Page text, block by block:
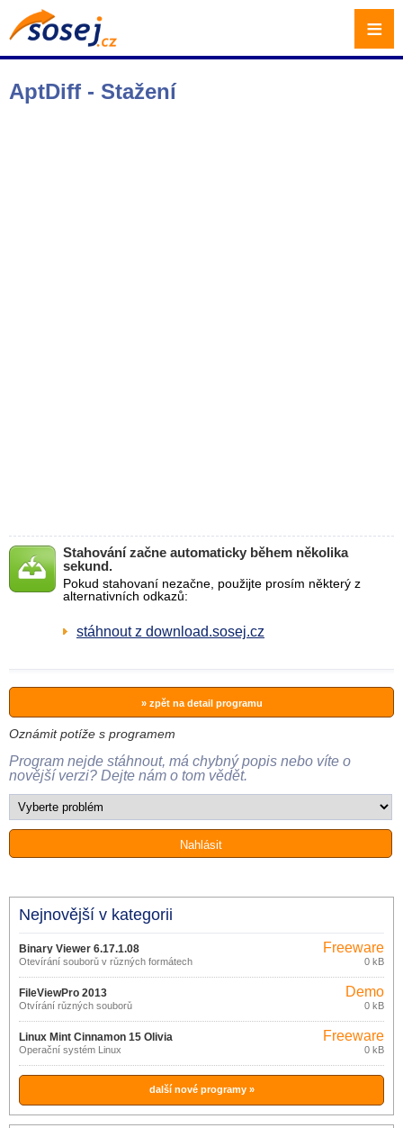
AptDiff - Stažení
Stahování začne automaticky během několika
sekund.
Pokud stahovaní nezačne, použijte prosím některý z
alternativních odkazů:
stáhnout z download.sosej.cz
» zpět na detail programu
Oznámit potíže s programem
Program nejde stáhnout, má chybný popis nebo víte o
novější verzi? Dejte nám o tom vědět.
Nejnovější v kategorii
Binary Viewer 6.17.1.08
Otevírání souborů v různých formátech
Freeware
0 kB
FileViewPro 2013
Otvírání různých souborů
Demo
0 kB
Linux Mint Cinnamon 15 Olivia
Operační systém Linux
Freeware
0 kB
další nové programy »
≡